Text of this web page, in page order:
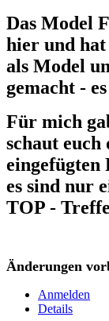
Das Model
hier und hat
als Model
gemacht -
Für mich
schaut
eingefügten
es sind nur
TOP -
Änderungen
Anmelden
Details